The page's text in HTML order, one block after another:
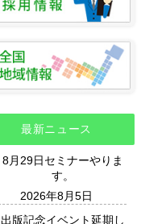
最新ニュース
8月29日セミナーやりま
す。
2026年8月5日
出版記念イベント延期し